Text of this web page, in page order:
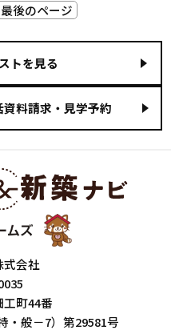
最後のページ
トを見る
式会社
町44番
般－7）第29581号